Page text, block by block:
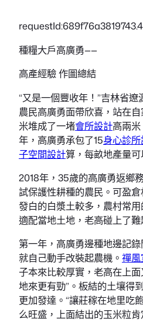
種糧大戶高廣勇——
高產經驗 作圖總結
“又是一個豐收年！”吉林省
農民高廣勇面帶欣喜，站在
米堆成了一堵會所設計高兩
年，高廣勇承包了15身心診
子空間設計算，每畝地產量
2018年，35歲的高廣勇返鄉
試保護性耕種的農民。可盈
發白的白漿土較多，農村常
適配當地土地，老高碰上了難
第一年，高廣勇邊種地邊記
就自己動手改裝起農機。 禪
子本來比較厚實，老高在上
地來更有勁”。板結的土壤得
更加發達。“讓莊稼在地里吃
么旺盛，上面結出的玉米粒